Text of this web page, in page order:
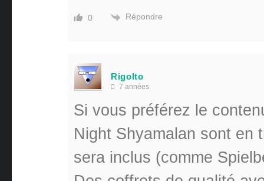
0 Répondre
Rigolto
7 années
Si vous préférez le
Night Shyamalan sont en
sera inclus (comme